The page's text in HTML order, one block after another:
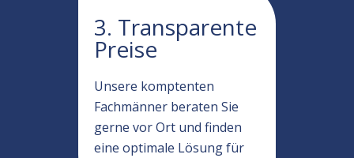
3. Transparente
Preise
Unsere komptenten
Fachmänner beraten Sie
gerne vor Ort und finden
eine optimale Lösung für